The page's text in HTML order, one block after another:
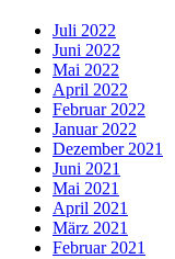
Juli 2022
Juni 2022
Mai 2022
April 2022
Februar 2022
Januar 2022
Dezember 2021
Juni 2021
Mai 2021
April 2021
März 2021
Februar 2021